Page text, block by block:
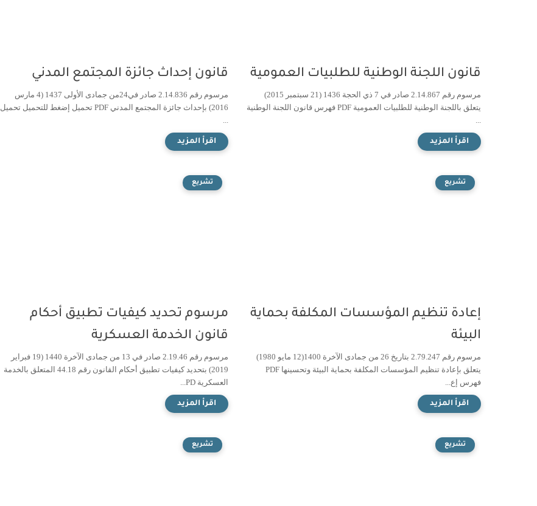
قانون اللجنة الوطنية للطلبيات العمومية
مرسوم رقم 2.14.867 صادر في 7 ذي الحجة 1436 (21 سبتمبر 2015)
يتعلق باللجنة الوطنية للطلبيات العمومية PDF فهرس قانون اللجنة الوطنية
قانون إحداث جائزة المجتمع المدني
مرسوم رقم 2.14.836 صادر في24من جمادى الأولى 1437 (4 مارس
2016) بإحداث جائزة المجتمع المدني PDF تحميل إضغط للتحميل تحميل
تشريع
إعادة تنظيم المؤسسات المكلفة بحماية
البيئة
مرسوم رقم 2.79.247 بتاريخ 26 من جمادى الآخرة 1400(12 مايو 1980)
يتعلق بإعادة تنظيم المؤسسات المكلفة بحماية البيئة وتحسينها PDF
فهرس إع...
تشريع
مرسوم تحديد كيفيات تطبيق أحكام
قانون الخدمة العسكرية
مرسوم رقم 2.19.46 صادر في 13 من جمادى الآخرة 1440 (19 فبراير
2019) بتحديد كيفيات تطبيق أحكام القانون رقم 44.18 المتعلق بالخدمة
العسكرية PD...
تشريع تشريع